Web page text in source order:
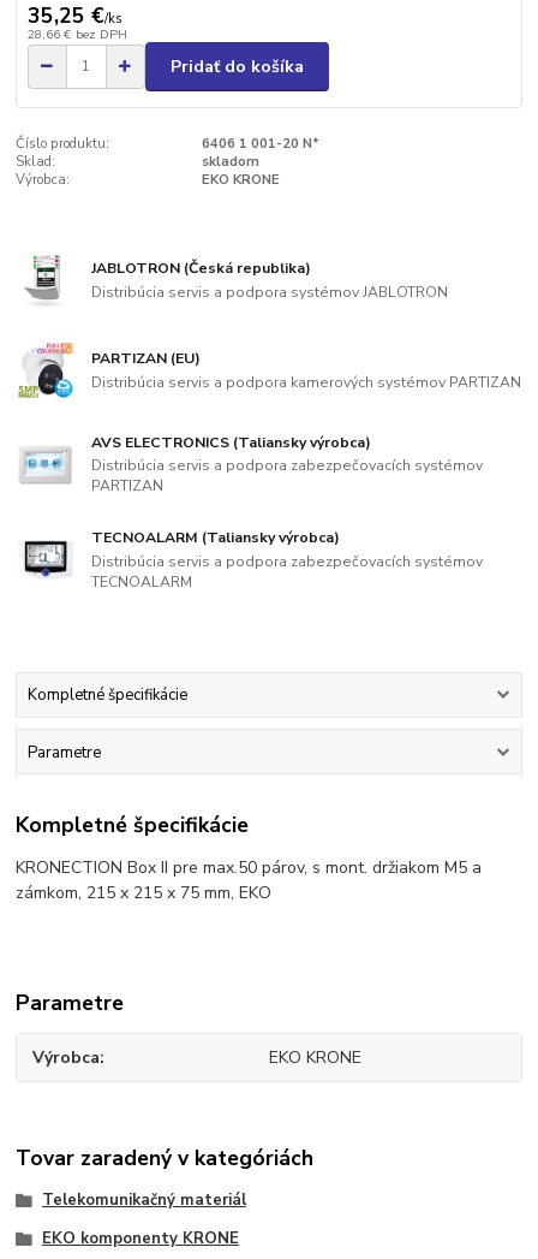
35,25 €/ks
28,66 € bez DPH
Pridať do košíka
Číslo produktu:
6406 1 001-20 N*
Sklad:
skladom
Výrobca:
EKO KRONE
JABLOTRON (Česká republika)
Distribúcia servis a podpora systémov JABLOTRON
PARTIZAN (EU)
Distribúcia servis a podpora kamerových systémov PARTIZAN
AVS ELECTRONICS (Taliansky výrobca)
Distribúcia servis a podpora zabezpečovacích systémov
PARTIZAN
TECNOALARM (Taliansky výrobca)
Distribúcia servis a podpora zabezpečovacích systémov
TECNOALARM
Kompletné špecifikácie
Parametre
Kompletné špecifikácie
KRONECTION Box II pre max.50 párov, s mont. držiakom M5 a
zámkom, 215 x 215 x 75 mm, EKO
Parametre
Výrobca EKO KRONE
Tovar zaradený v kategóriách
Telekomunikačný materiál
EKO komponenty KRONE